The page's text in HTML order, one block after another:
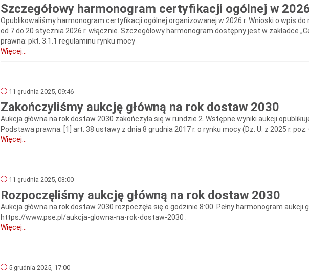
Szczegółowy harmonogram certyfikacji ogólnej w
Opublikowaliśmy harmonogram certyfikacji ogólnej organizowanej w 2026 r. Wnioski o wpis
od 7 do 20 stycznia 2026 r. włącznie. Szczegółowy harmonogram dostępny jest w zakładce
prawna: pkt. 3.1.1 regulaminu rynku mocy
Więcej...
11 grudnia 2025, 09:46
Zakończyliśmy aukcję główną na rok dostaw 2030
Aukcja główna na rok dostaw 2030 zakończyła się w rundzie 2. Wstępne wyniki aukcji
Podstawa prawna: [1] art. 38 ustawy z dnia 8 grudnia 2017 r. o rynku mocy (Dz. U. z 2025 r.
Więcej...
11 grudnia 2025, 08:00
Rozpoczęliśmy aukcję główną na rok dostaw 2030
Aukcja główna na rok dostaw 2030 rozpoczęła się o godzinie 8:00. Pełny harmonogram aukcji
https://www.pse.pl/aukcja-glowna-na-rok-dostaw-2030 .
Więcej...
5 grudnia 2025, 17:00